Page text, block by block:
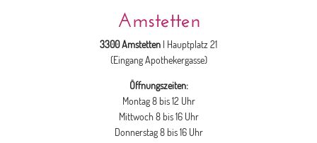
Amstetten
3300 Amstetten | Hauptplatz 21
(Eingang Apothekergasse)
Öffnungszeiten:
Montag 8 bis 12 Uhr
Mittwoch 8 bis 16 Uhr
Donnerstag 8 bis 16 Uhr